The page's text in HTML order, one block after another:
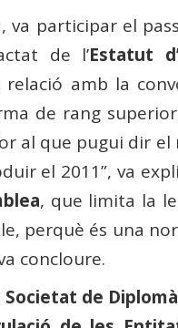
va participar el
de l’Estatut
amb la
de rang
al que pugui dir
el 2011”, va
, que limita la
perquè és una
concloure.
Societat de